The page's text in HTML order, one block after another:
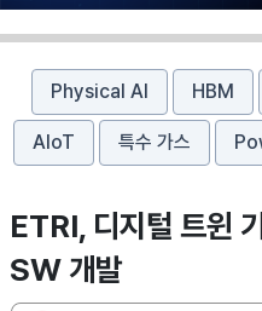
Physical AI HBM
AIoT 특수 가스
ETRI, 디지털 트윈
SW 개발